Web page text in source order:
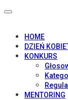
HOME
DZIEŃ
KONKURS
MENTORING